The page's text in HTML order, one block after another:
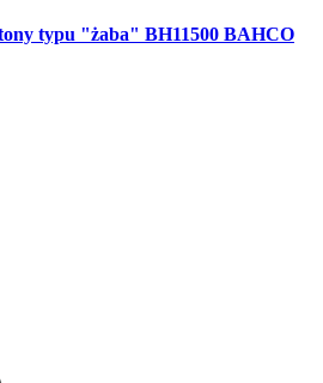
typu "żaba" BH11500 BAHCO